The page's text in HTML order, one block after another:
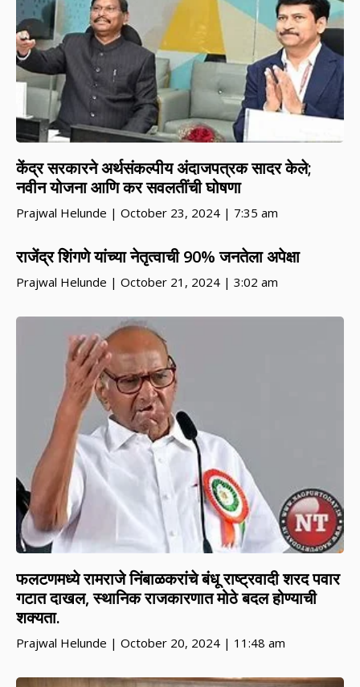
केंद्र सरकारने अर्थसंकल्पीय अंदाजपत्रक सादर केले;
नवीन योजना आणि कर सवलतींची घोषणा
Prajwal Helunde October 23, 2024 7:35 am
राजेंद्र शिंगणे यांच्या नेतृत्वाची 90% जनतेला अपेक्षा
Prajwal Helunde October 21, 2024 3:02 am
फलटणमध्ये रामराजे निंबाळकरांचे बंधू राष्ट्रवादी शरद पवार
गटात दाखल, स्थानिक राजकारणात मोठे बदल होण्याची
शक्यता.
Prajwal Helunde October 20, 2024 11:48 am